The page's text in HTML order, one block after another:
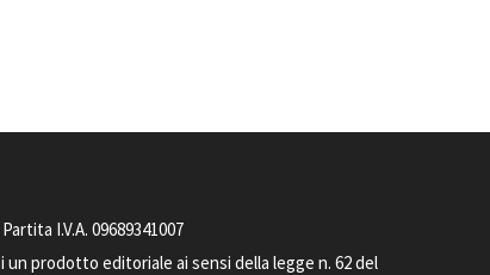
I.V.A. 09689341007
prodotto editoriale ai sensi della legge n. 62 del